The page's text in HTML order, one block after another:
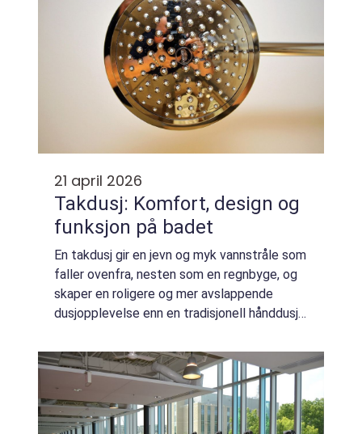
21 april 2026
Takdusj: Komfort, design og
funksjon på badet
En takdusj gir en jevn og myk vannstråle som
faller ovenfra, nesten som en regnbyge, og
skaper en roligere og mer avslappende
dusjopplevelse enn en tradisjonell hånddusj.
uttrykk på badet, med f...